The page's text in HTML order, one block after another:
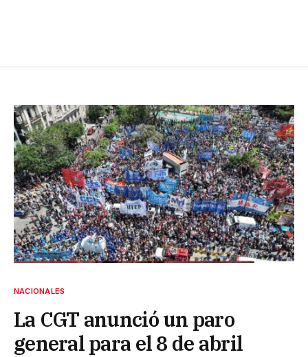
NACIONALES
La CGT anunció un paro
general para el 8 de abril